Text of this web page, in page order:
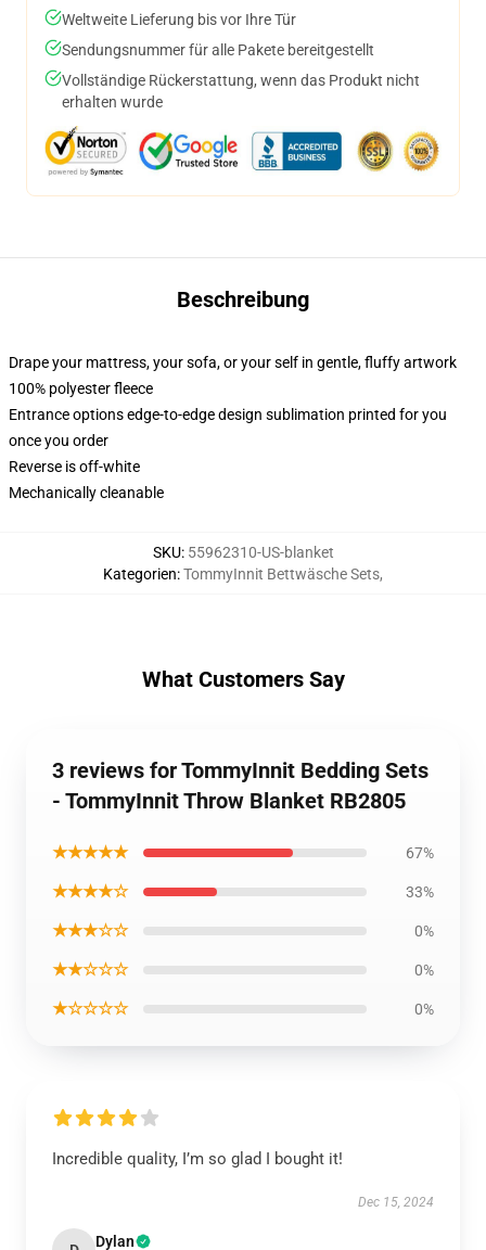
Weltweite Lieferung bis vor Ihre Tür
Sendungsnummer für alle Pakete bereitgestellt
Vollständige Rückerstattung, wenn das Produkt nicht
erhalten wurde
Beschreibung
Drape your mattress, your sofa, or your self in gentle, fluffy artwork
100% polyester fleece
Entrance options edge-to-edge design sublimation printed for you
once you order
Reverse is off-white
Mechanically cleanable
SKU: 55962310-US-blanket
Kategorien:TommyInnit Bettwäsche Sets,
What Customers Say
3 reviews for TommyInnit Bedding Sets
- TommyInnit Throw Blanket RB2805
★★★★★ 67%
★★★★☆ 33%
★★★☆☆ 0%
★★☆☆☆ 0%
★☆☆☆☆ 0%
Incredible quality, I’m so glad I bought it!
Dec 15, 2024
Dylan